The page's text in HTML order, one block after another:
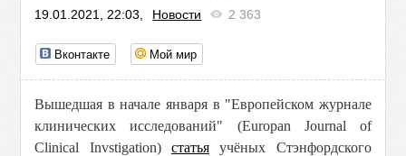
19.01.2021, 22:03, Новости 2 363
Вконтакте Мой мир
Вышедшая в начале января в "Европейском журнале
клинических исследований" (Europan Journal of
Clinical Invstigation) статья учёных Стэнфордского